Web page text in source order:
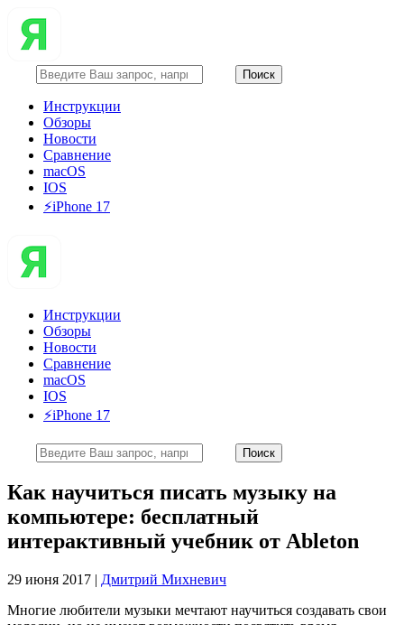
Инструкции
Обзоры
Новости
Сравнение
macOS
IOS
⚡️iPhone 17
Инструкции
Обзоры
Новости
Сравнение
macOS
IOS
⚡️iPhone 17
Как научиться писать музыку на
компьютере: бесплатный
интерактивный учебник от Ableton
29 июня 2017 | Дмитрий Михневич
Многие любители музыки мечтают научиться создавать свои